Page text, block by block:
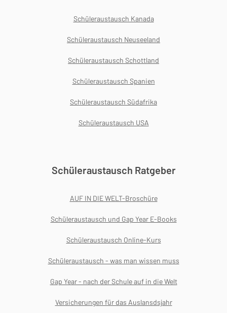
Schüleraustausch Kanada
Schüleraustausch Neuseeland
Schüleraustausch Schottland
Schüleraustausch Spanien
Schüleraustausch Südafrika
Schüleraustausch USA
Schüleraustausch Ratgeber
AUF IN DIE WELT-Broschüre
Schüleraustausch und Gap Year E-Books
Schüleraustausch Online-Kurs
Schüleraustausch - was man wissen muss
Gap Year - nach der Schule auf in die Welt
Versicherungen für das Auslansdsjahr